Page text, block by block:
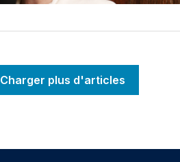
Charger plus d'articles